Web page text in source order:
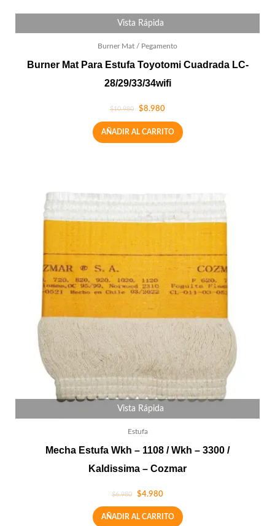
Vista Rápida
Burner Mat / Pegamento
Burner Mat Para Estufa Toyotomi Cuadrada LC-
28/29/33/34wifi
$10.980 $8.980
AÑADIR AL CARRITO
Vista Rápida
Estufa
Mecha Estufa Wkh – 1108 / Wkh – 3300 /
Kaldissima – Cozmar
$6.980 $4.980
AÑADIR AL CARRITO